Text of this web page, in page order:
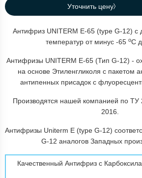
Уточнить цену
Антифриз UNITERM E-65 (type G-12) с
температур от минус -65 oC
Антифризы UNITERM E-65 (Тип G-12) -
на основе Этиленгликоля с пакетом
антипенных присадок с
Производятся нашей компанией по ТУ
2016.
Антифризы Uniterm E (type G-12)
G-12 аналогов Западных
Качественный Антифриз с